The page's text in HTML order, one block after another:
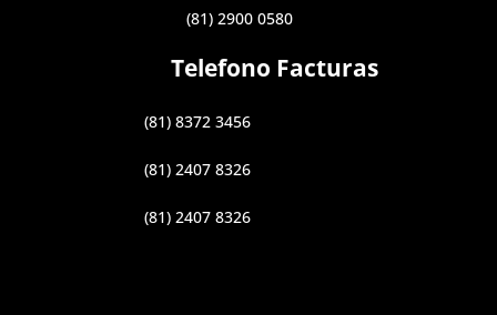
(81) 2900 0580
Telefono Facturas
(81) 8372 3456
(81) 2407 8326
(81) 2407 8326